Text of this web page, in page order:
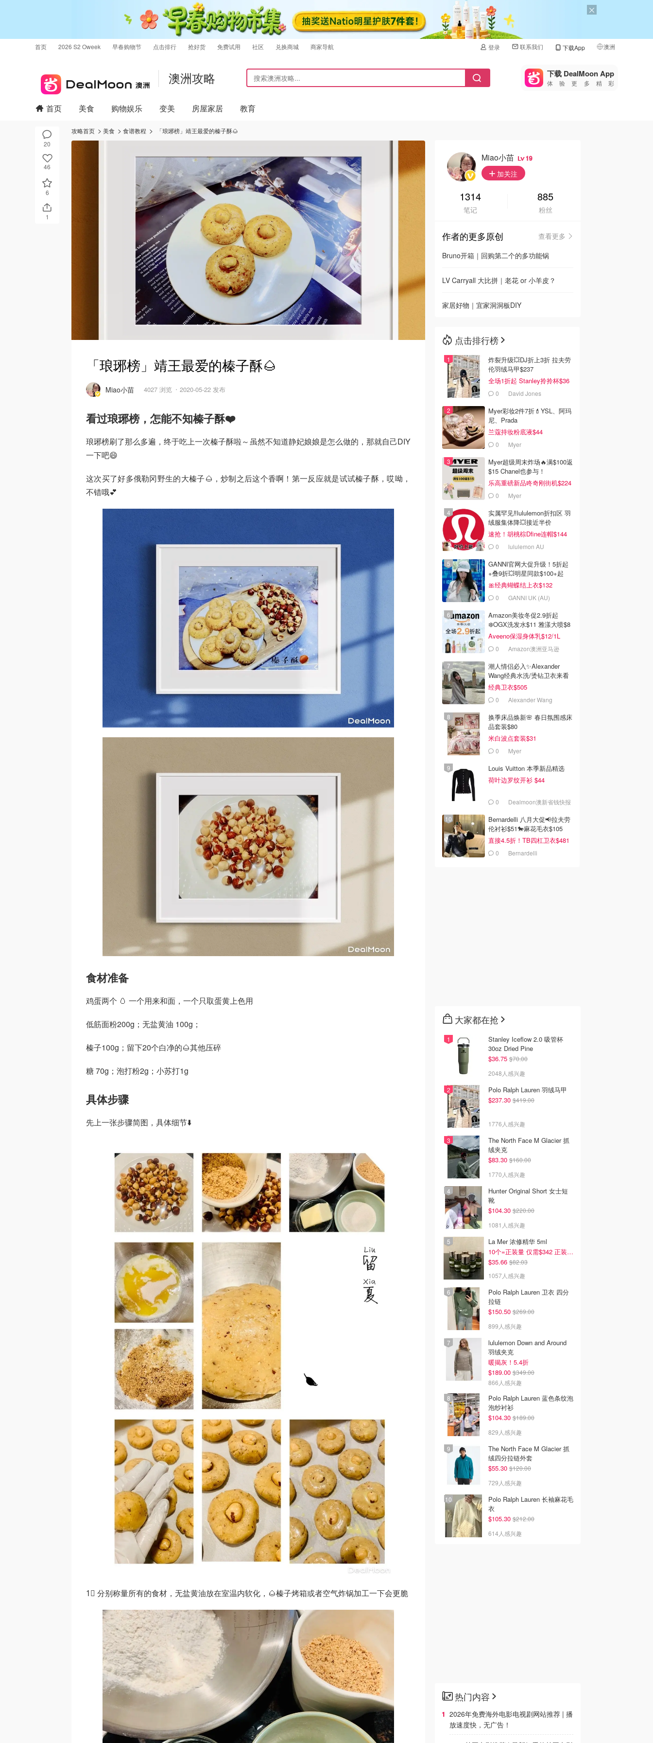
首页 2026 S2 Oweek 早春购物节 点击排行 抢好货 免费试用 社区 兑换商城 商家导航 登录 联系我们 下载App 澳洲
🇺🇸
🇨🇳 中国
🇮🇹
🇦🇺
🇳🇿新西兰
澳洲攻略 下载 DealMoon App
体验更多精彩
20
46
6
1
首页 美食 购物娱乐 变美 房屋家居 教育
攻略首页 美食 食谱教程 「琅琊榜」靖王最爱的榛子酥🌰
「琅琊榜」靖王最爱的榛子酥🌰
Miao小苗 4027 浏览 2020-05-22 发布
看过琅琊榜，怎能不知榛子酥❤️
琅琊榜刷了那么多遍，终于吃上一次榛子酥啦～虽然不知道静妃娘娘是怎么做的，那就自己DIY
一下吧😄
这次买了好多俄勒冈野生的大榛子🌰，炒制之后这个香啊！第一反应就是试试榛子酥，哎呦，
不错哦💕
食材准备
鸡蛋两个 🥚 一个用来和面，一个只取蛋黄上色用
低筋面粉200g；无盐黄油 100g；
榛子100g；留下20个白净的🌰其他压碎
糖 70g；泡打粉2g；小苏打1g
具体步骤
先上一张步骤简图，具体细节⬇️
1⃣️ 分别称量所有的食材，无盐黄油放在室温内软化，🌰榛子烤箱或者空气炸锅加工一下会更脆
Miao小苗 19
加关注
1314
笔记
885
粉丝
作者的更多原创
查看更多
Bruno开箱｜回购第二个的多功能锅
LV Carryall 大比拼｜老花 or 小羊皮？
家居好物｜宜家洞洞板DIY
点击排行榜
炸裂升级💥DJ折上3折 拉夫劳
伦羽绒马甲$237
全场1折起 Stanley拎拎杯$36
0 David Jones
Myer彩妆2件7折💄YSL、阿玛
尼、Prada
兰蔻持妆粉底液$44
0 Myer
Myer超级周末炸场🔥满$100返
$15 Chanel也参与！
乐高重磅新品咚奇刚街机$224
0 Myer
实属罕见‼️lululemon折扣区 羽
绒服集体降💥接近半价
速抢！胡桃棕Dfine连帽$144
0 lululemon AU
GANNI官网大促升级！5折起
+叠9折💥明星同款$100+起
🎀经典蝴蝶结上衣$132
0 GANNI UK (AU)
Amazon美妆冬促2.9折起
❄️OGX洗发水$11 雅漾大喷$8
Aveeno保湿身体乳$12/1L
0 Amazon澳洲亚马逊
潮人情侣必入✨Alexander
Wang经典水洗/烫钻卫衣来看
经典卫衣$505
0 Alexander Wang
换季床品焕新🌸 春日氛围感床
品套装$80
米白波点套装$31
0 Myer
Louis Vuitton 本季新品精选
荷叶边罗纹开衫 $44
0 Dealmoon澳新省钱快报
Bernardelli 八月大促📢拉夫劳
伦衬衫$51🐎麻花毛衣$105
直接4.5折！TB四杠卫衣$481
0 Bernardelli
大家都在抢
Stanley Iceflow 2.0 吸管杯
30oz Dried Pine
$36.75 $70.00
2048人感兴趣
Polo Ralph Lauren 羽绒马甲
$237.30 $419.00
1776人感兴趣
The North Face M Glacier 抓
绒夹克
$83.30 $160.00
1770人感兴趣
Hunter Original Short 女士短
靴
$104.30 $220.00
1081人感兴趣
La Mer 浓修精华 5ml
10个=正装量 仅需$342 正装半价！
$35.66 $82.03
1057人感兴趣
Polo Ralph Lauren 卫衣 四分
拉链
$150.50 $269.00
899人感兴趣
lululemon Down and Around
羽绒夹克
暖揭灰！5.4折
$189.00 $349.00
866人感兴趣
Polo Ralph Lauren 蓝色条纹泡
泡纱衬衫
$104.30 $189.00
829人感兴趣
The North Face M Glacier 抓
绒四分拉链外套
$55.30 $120.00
729人感兴趣
Polo Ralph Lauren 长袖麻花毛
衣
$105.30 $212.00
614人感兴趣
热门内容
2026年免费海外电影电视剧网站推荐 | 播
放速度快，无广告！